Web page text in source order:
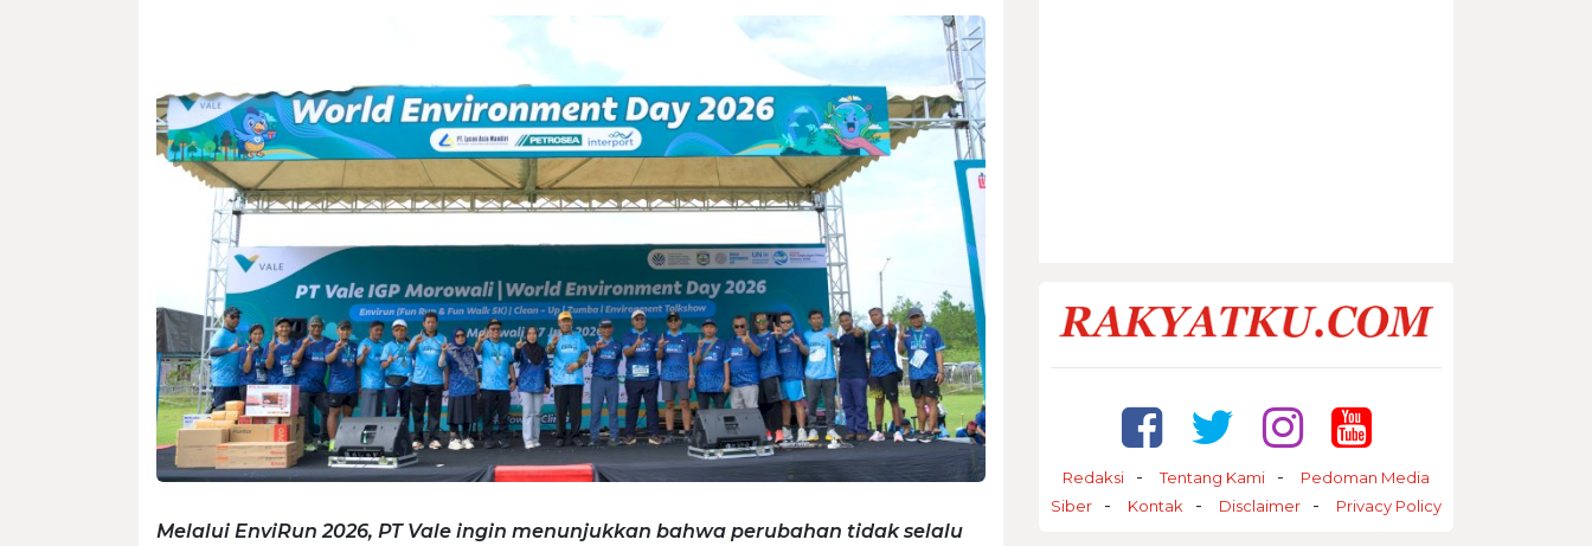
Melalui EnviRun 2026, PT Vale ingin menunjukkan bahwa perubahan tidak selalu
Redaksi Tentang Kami
Pedoman Media
Siber
Kontak Disclaimer Privacy Policy